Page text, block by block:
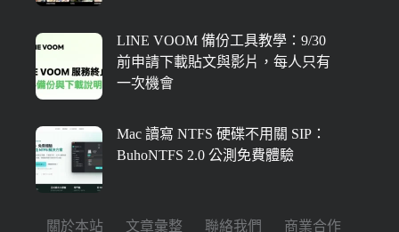
LINE VOOM 備份工具教學：9/30
前申請下載貼文與影片，每人只有
一次機會
Mac 讀寫 NTFS 硬碟不用關 SIP：
BuhoNTFS 2.0 公測免費體驗
關於本站 文章彙整 聯絡我們 商業合作